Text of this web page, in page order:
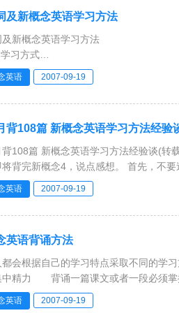
及新概念英语学习方法
新概念英语学习方法
学习方式
英语》的教学指导员则是"先听再说
想"。英语水
英语 2007-09-19
背108篇 新概念英语学习方法经验
背108篇 新概念英语学习方法经验谈(转
说点感想。 首先，不要迷信新概念，作者的目的不是编考研教材，歪打正着罢了。 其次，最好背几篇。
熟读跟背会有很远的距离。 最
英语 2007-09-19
英语背诵方法
都会根据自己的学习特点采取不同的
中精力 背诵一篇课文或者一段必须掌
英语 2007-09-19